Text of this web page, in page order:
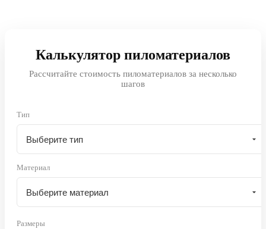
Калькулятор пиломатериалов
Рассчитайте стоимость пиломатериалов за несколько
шагов
Тип
Материал
Размеры